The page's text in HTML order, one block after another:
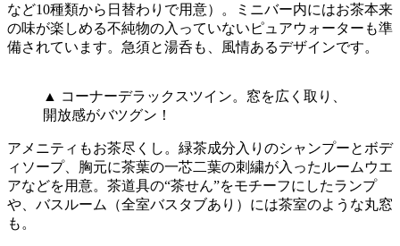
など10種類から日替わりで用意）。ミニバー内にはお茶本来
の味が楽しめる不純物の入っていないピュアウォーターも準
備されています。急須と湯呑も、風情あるデザインです。
▲ コーナーデラックスツイン。窓を広く取り、
開放感がバツグン！
アメニティもお茶尽くし。緑茶成分入りのシャンプーとボデ
ィソープ、胸元に茶葉の一芯二葉の刺繍が入ったルームウエ
アなどを用意。茶道具の“茶せん”をモチーフにしたランプ
や、バスルーム（全室バスタブあり）には茶室のような丸窓
も。